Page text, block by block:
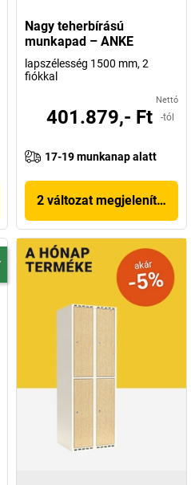
Nagy teherbírású
munkapad – ANKE
lapszélesség 1500 mm, 2
fiókkal
Nettó
401.879,- Ft -tól
17-19 munkanap alatt
2 változat megjelenítése